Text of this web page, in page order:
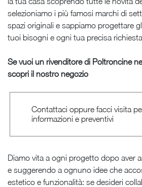
selezioniamo i più famosi marchi di
spazi originali e sappiamo progettare
tuoi bisogni e ogni tua precisa richiesta
Se vuoi un rivenditore di Poltroncine
scopri il nostro negozio
Contattaci oppure facci visita
informazioni e preventivi
Diamo vita a ogni progetto dopo aver
e suggerendo a ognuno idee che
estetico e funzionalità: se desideri